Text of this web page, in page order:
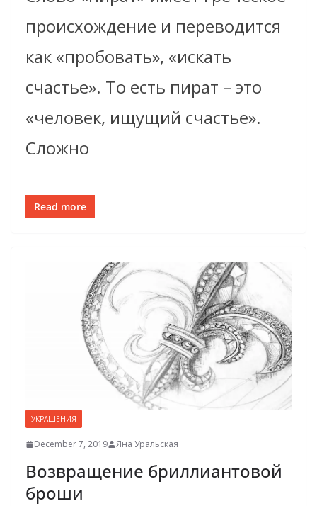
происхождение и переводится
как «пробовать», «искать
счастье». То есть пират – это
«человек, ищущий счастье».
Сложно
Read more
УКРАШЕНИЯ
December 7, 2019 Яна Уральская
Возвращение бриллиантовой
броши